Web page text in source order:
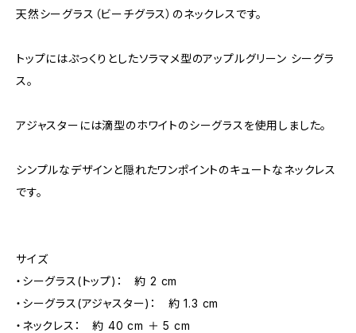
天然シーグラス（ビーチグラス）のネックレスです。
トップにはぷっくりとしたソラマメ型のアップルグリーン シーグラ
ス。
アジャスターには滴型のホワイトのシーグラスを使用しました。
シンプルなデザインと隠れたワンポイントのキュートなネックレス
です。
サイズ
・シーグラス(トップ)： 約 2 cm
・シーグラス(アジャスター)： 約 1.3 cm
・ネックレス： 約 40 cm ＋ 5 cm